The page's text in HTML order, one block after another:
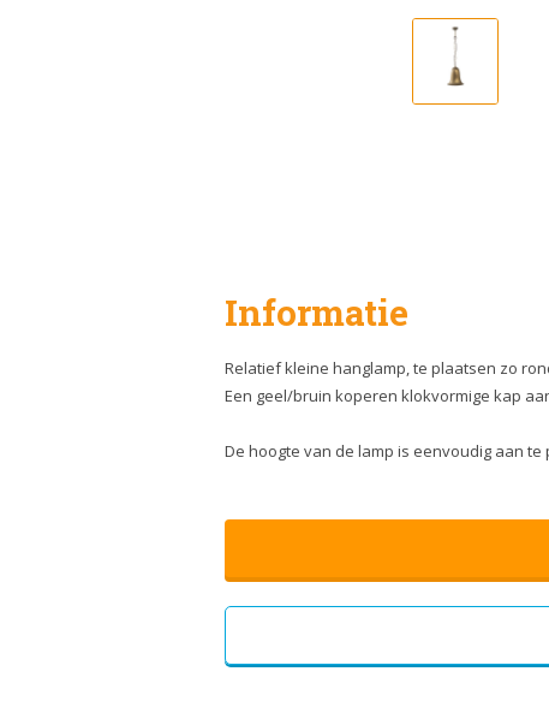
Informatie
Relatief kleine hanglamp, te plaatsen zo
Een geel/bruin koperen klokvormige kap
De hoogte van de lamp is eenvoudig aan